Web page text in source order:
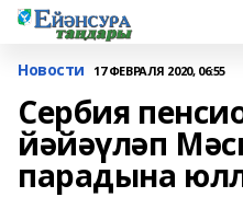
Новости 17 ФЕВРАЛЯ 2020, 06:55
Сербия
йәйәүләп
парадына